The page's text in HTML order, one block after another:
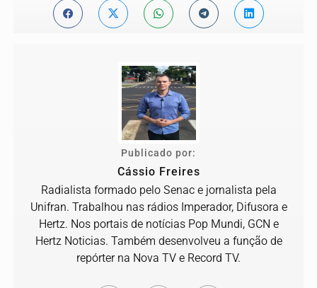
Publicado por:
Cássio Freires
Radialista formado pelo Senac e jornalista pela
Unifran. Trabalhou nas rádios Imperador, Difusora e
Hertz. Nos portais de notícias Pop Mundi, GCN e
Hertz Noticias. Também desenvolveu a função de
repórter na Nova TV e Record TV.